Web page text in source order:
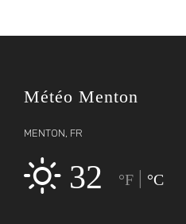
Météo Menton
MENTON, FR
32 °F °C